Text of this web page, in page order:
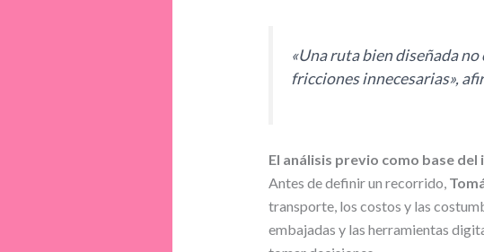
«Una ruta bien diseñada
fricciones innecesarias»,
El análisis previo como base
Antes de definir un recorrido,
transporte, los costos y las
embajadas y las herramientas